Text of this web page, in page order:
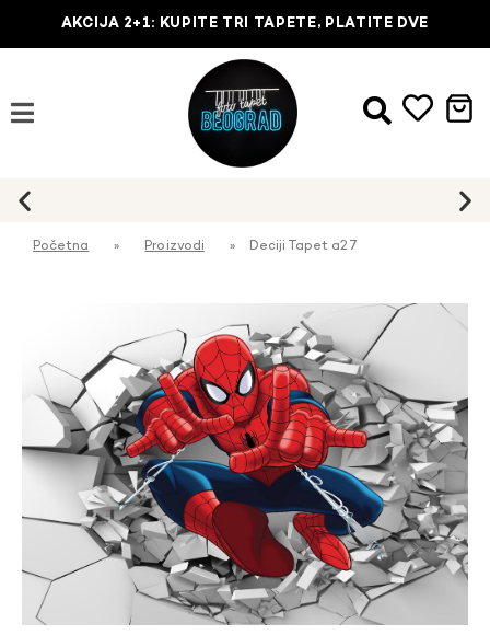
AKCIJA 2+1: KUPITE TRI TAPETE, PLATITE DVE
Početna » Proizvodi » Deciji Tapet a27